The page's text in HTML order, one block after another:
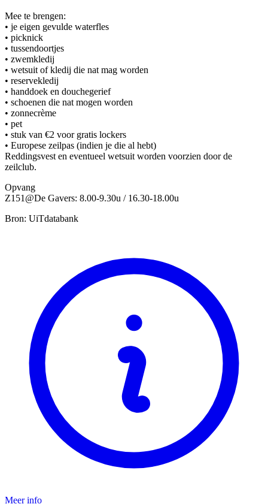
Mee te brengen:
• je eigen gevulde waterfles
• picknick
• tussendoortjes
• zwemkledij
• wetsuit of kledij die nat mag worden
• reservekledij
• handdoek en douchegerief
• schoenen die nat mogen worden
• zonnecrème
• pet
• stuk van €2 voor gratis lockers
• Europese zeilpas (indien je die al hebt)
Reddingsvest en eventueel wetsuit worden voorzien door de
zeilclub.
Opvang
Z151@De Gavers: 8.00-9.30u / 16.30-18.00u
Bron: UiTdatabank
Meer info